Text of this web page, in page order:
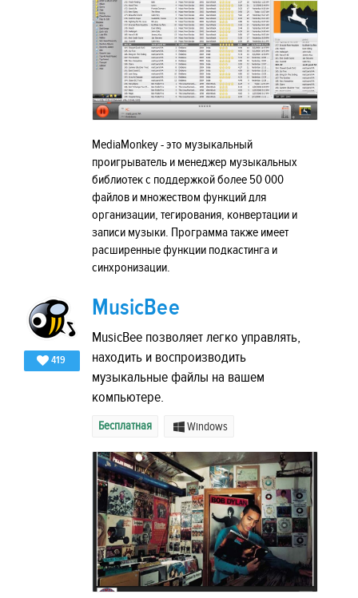
MediaMonkey - это музыкальный
проигрыватель и менеджер музыкальных
библиотек с поддержкой более 50 000
файлов и множеством функций для
организации, тегирования, конвертации и
записи музыки. Программа также имеет
расширенные функции подкастинга и
синхронизации.
419
MusicBee
MusicBee позволяет легко управлять,
находить и воспроизводить
музыкальные файлы на вашем
компьютере.
Бесплатная Windows